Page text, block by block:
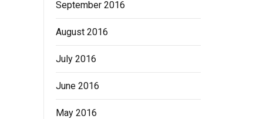
September 2016
August 2016
July 2016
June 2016
May 2016